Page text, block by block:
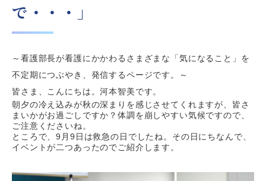
で・・・」
～看護部長が看護にかかわるさまざまな「気になること」を
不定期につぶやき、発信するページです。～
皆さま、こんにちは。河本智美です。
朝夕の冷え込みが秋の深まりを感じさせてくれますが、皆さ
まいかがお過ごしですか？体調を崩しやすい気候ですので、
ご注意くださいね。
ところで、9 月 9 日は救急の日でしたね。その日にちなんで、
イベントが二つあったのでご紹介します。